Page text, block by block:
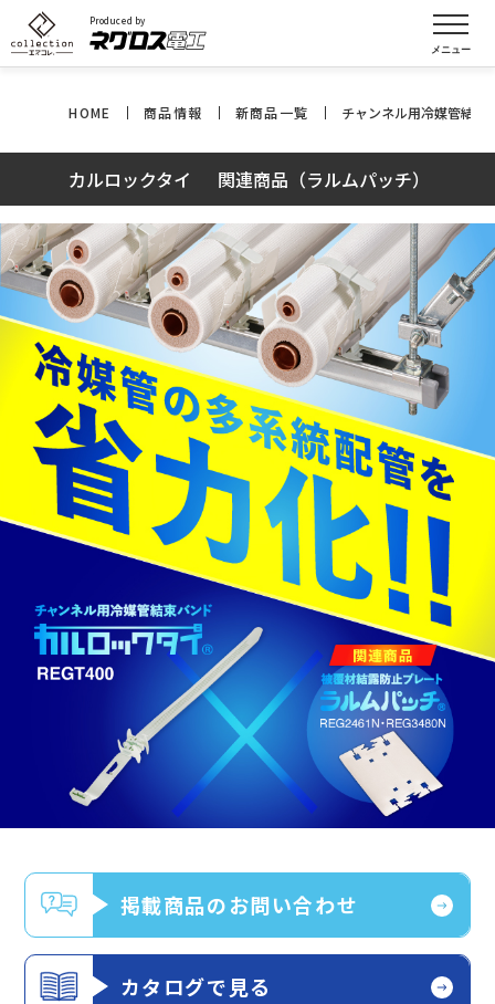
Produced by
HOME 商品情報 新商品一覧 チャンネル用冷媒管結束
カルロックタイ 関連商品（ラルムパッチ）
掲載商品のお問い合わせ
カタログで見る